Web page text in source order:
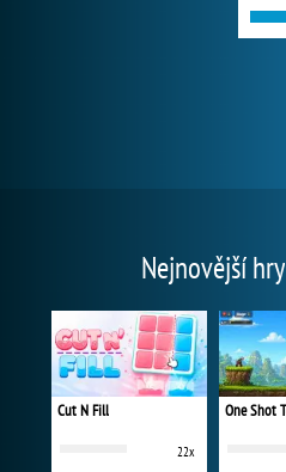
Nejnovější hry
Cut N Fill
22x